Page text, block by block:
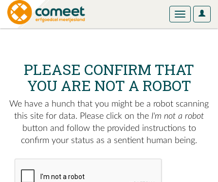
User
Toggle
PLEASE CONFIRM THAT
YOU ARE NOT A ROBOT
We have a hunch that you might be a robot scanning
this site for data. Please click on the I'm not a robot
button and follow the provided instructions to
confirm your status as a sentient human being.